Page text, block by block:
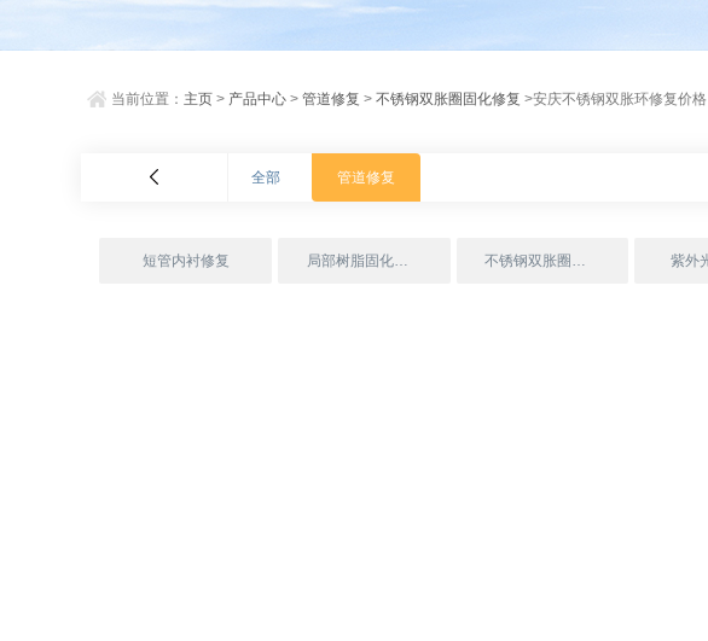
当前位置： 主页 > 产品中心 >管道修复 >不锈钢双胀圈固化修复 >安庆不锈钢双胀环修复价格
全部 管道修复
短管内衬修复 局部树脂固化修复 不锈钢双胀圈固化修复 紫外